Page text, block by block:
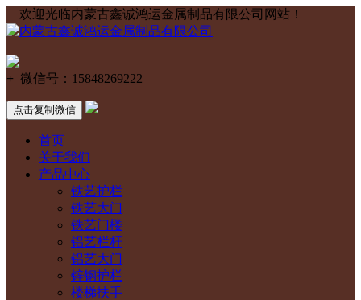
欢迎光临内蒙古鑫诚鸿运金属制品有限公司网站！
+ 微信号： 15848269222
点击复制微信
首页
关于我们
产品中心
铁艺护栏
铁艺大门
铁艺门楼
铝艺栏杆
铝艺大门
锌钢护栏
楼梯扶手